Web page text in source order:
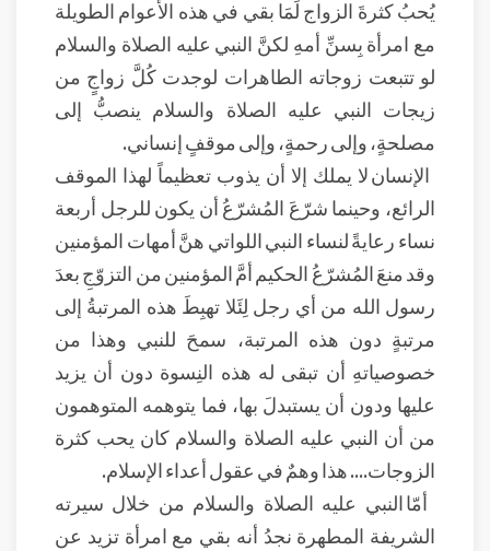
يُحبُ كثرةَ الزواج لَمَا بقي في هذه الأعوام الطويلة
مع امرأة بِسنِّ أمهِ لكنَّ النبي عليه الصلاة والسلام
لو تتبعت زوجاته الطاهرات لوجدت كُلَّ زواجٍ من
زيجات النبي عليه الصلاة والسلام ينصبُّ إلى
مصلحةٍ، وإلى رحمةٍ، وإلى موقفٍ إنساني.
الإنسان لا يملك إلا أن يذوب تعظيماً لهذا الموقف
الرائع، وحينما شرّعَ المُشرّعُ أن يكون للرجل أربعة
نساء رعايةً لنساء النبي اللواتي هنَّ أمهات المؤمنين
وقد منعَ المُشرّعُ الحكيم أمَّ المؤمنين من التزوّجِ بعدَ
رسول الله من أي رجل لِئَلا تهبِطَ هذه المرتبةُ إلى
مرتبةٍ دون هذه المرتبة، سمحَ للنبي وهذا من
خصوصياتهِ أن تبقى له هذه النِسوة دون أن يزيد
عليها ودون أن يستبدلَ بها، فما يتوهمه المتوهمون
من أن النبي عليه الصلاة والسلام كان يحب كثرة
الزوجات.... هذا وهمٌ في عقول أعداء الإسلام.
أمّا النبي عليه الصلاة والسلام من خلال سيرته
الشريفة المطهرة نجدُ أنه بقي مع امرأة تزيد عن